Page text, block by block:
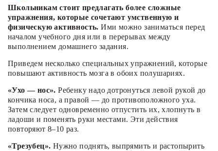
Школьникам стоит предлагать более сложные
упражнения, которые сочетают умственную и
физическую активность. Ими можно заниматься перед
началом учебного дня или в перерывах между
выполнением домашнего задания.
Приведем несколько специальных упражнений, которые
повышают активность мозга в обоих полушариях.
«Ухо — нос». Ребенку надо дотронуться левой рукой до
кончика носа, а правой — до противоположного уха.
Затем следует одновременно отпустить их, хлопнуть в
ладоши и поменять руки местами. Эти действия
повторяют 8–10 раз.
«Трезубец». Нужно поднять, выпрямить и растопырить